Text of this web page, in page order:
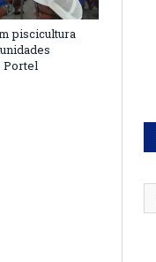
piscicultura
Portel